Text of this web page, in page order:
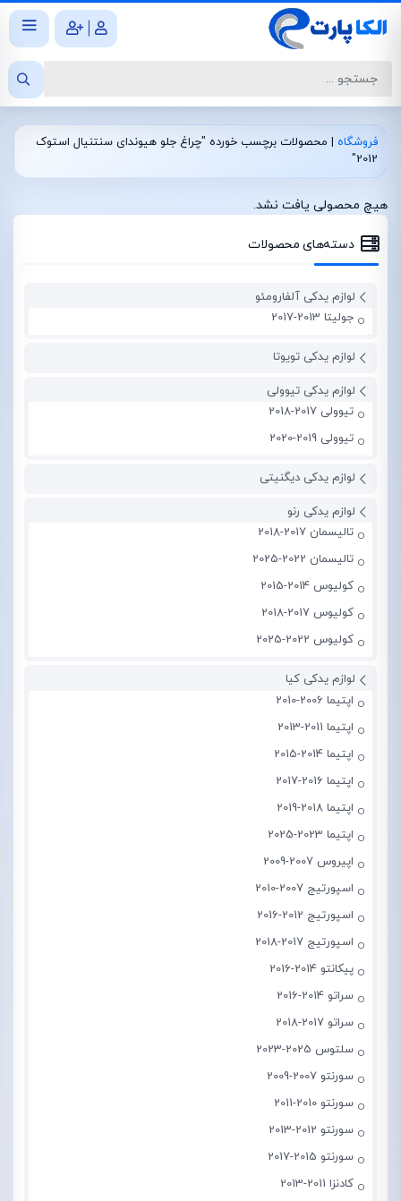
|
فروشگاه | محصولات برچسب خورده "چراغ جلو هیوندای سنتنیال استوک
2012"
هیچ محصولی یافت نشد.
دسته‌های محصولات
لوازم یدکی آلفارومئو
جولیتا 2013-2017
لوازم یدکی تویوتا
لوازم یدکی تیوولی
تیوولی 2017-2018
تیوولی 2019-2020
لوازم یدکی دیگنیتی
لوازم یدکی رنو
تالیسمان 2017-2018
تالیسمان 2022-2025
کولیوس 2014-2015
کولیوس 2017-2018
کولیوس 2022-2025
لوازم یدکی کیا
اپتیما 2006-2010
اپتیما 2011-2013
اپتیما 2014-2015
اپتیما 2016-2017
اپتیما 2018-2019
اپتیما 2023-2025
اپیروس 2007-2009
اسپورتیج 2007-2010
اسپورتیج 2012-2016
اسپورتیج 2017-2018
پیکانتو 2014-2016
سراتو 2014-2016
سراتو 2017-2018
سلتوس 2025-2023
سورنتو 2007-2009
سورنتو 2010-2011
سورنتو 2012-2013
سورنتو 2015-2017
کادنزا 2011-2013